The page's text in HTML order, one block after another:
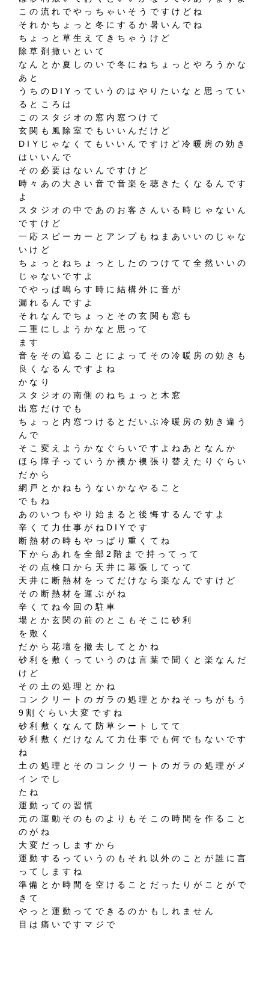
この流れでやっちゃいそうですけどね
それかちょっと冬にするか暑いんでね
ちょっと草生えてきちゃうけど
除草剤撒いといて
なんとか夏しのいで冬にねちょっとやろうかな
あと
うちのDIYっていうのはやりたいなと思ってい
るところは
このスタジオの窓内窓つけて
玄関も風除室でもいいんだけど
DIYじゃなくてもいいんですけど冷暖房の効き
はいいんで
その必要はないんですけど
時々あの大きい音で音楽を聴きたくなるんです
よ
スタジオの中であのお客さんいる時じゃないん
ですけど
一応スピーカーとアンプもねまあいいのじゃな
いけど
ちょっとねちょっとしたのつけてて全然いいの
じゃないですよ
でやっぱ鳴らす時に結構外に音が
漏れるんですよ
それなんでちょっとその玄関も窓も
二重にしようかなと思って
ます
音をその遮ることによってその冷暖房の効きも
良くなるんですよね
かなり
スタジオの南側のねちょっと木窓
出窓だけでも
ちょっと内窓つけるとだいぶ冷暖房の効き違う
んで
そこ変えようかなぐらいですよねあとなんか
ほら障子っていうか襖か襖張り替えたりぐらい
だから
網戸とかねもうないかなやること
でもね
あのいつもやり始まると後悔するんですよ
辛くて力仕事がねDIYです
断熱材の時もやっぱり重くてね
下からあれを全部2階まで持ってって
その点検口から天井に幕張してって
天井に断熱材をってだけなら楽なんですけど
その断熱材を運ぶがね
辛くてね今回の駐車
場とか玄関の前のとこもそこに砂利
を敷く
だから花壇を撤去してとかね
砂利を敷くっていうのは言葉で聞くと楽なんだ
けど
その土の処理とかね
コンクリートのガラの処理とかねそっちがもう
9割ぐらい大変ですね
砂利敷くなんて防草シートしてて
砂利敷くだけなんて力仕事でも何でもないです
ね
土の処理とそのコンクリートのガラの処理がメ
インでし
たね
運動っての習慣
元の運動そのものよりもそこの時間を作ること
のがね
大変だっしますから
運動するっていうのもそれ以外のことが誰に言
ってしますね
準備とか時間を空けることだったりがことがで
きて
やっと運動ってできるのかもしれません
目は痛いですマジで